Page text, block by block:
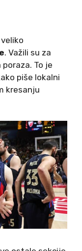
. Važili su za
To je
piše lokalni
kresanju